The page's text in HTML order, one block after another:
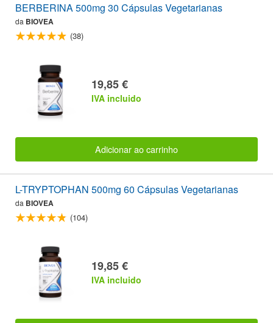
BERBERINA 500mg 30 Cápsulas Vegetarianas
da BIOVEA
(38)
19,85 €
IVA incluido
Adicionar ao carrinho
L-TRYPTOPHAN 500mg 60 Cápsulas Vegetarianas
da BIOVEA
(104)
19,85 €
IVA incluido